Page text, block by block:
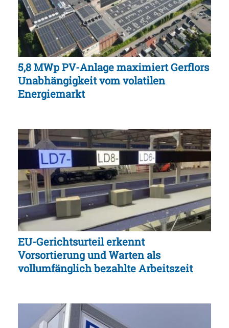
5,8 MWp PV-Anlage maximiert Gerflors
Unabhängigkeit vom volatilen
Energiemarkt
EU-Gerichtsurteil erkennt
Vorsortierung und Warten als
vollumfänglich bezahlte Arbeitszeit